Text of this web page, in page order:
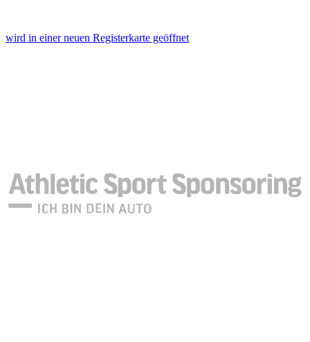
wird in einer neuen Registerkarte geöffnet